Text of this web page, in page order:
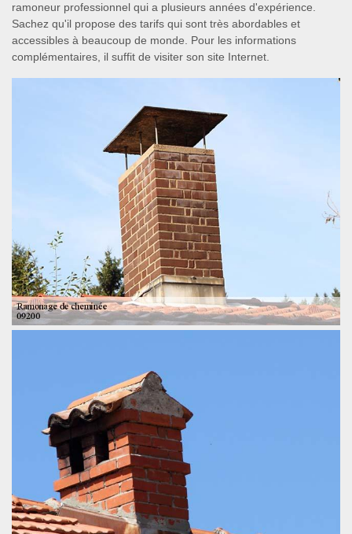
ramoneur professionnel qui a plusieurs années d'expérience.
Sachez qu'il propose des tarifs qui sont très abordables et
accessibles à beaucoup de monde. Pour les informations
complémentaires, il suffit de visiter son site Internet.